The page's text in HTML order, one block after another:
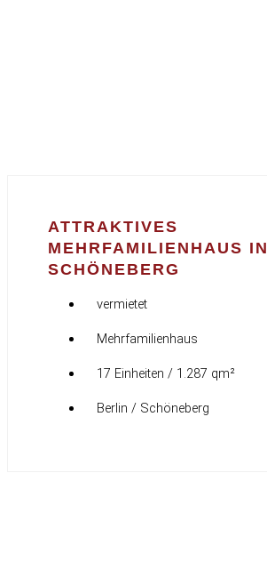
ATTRAKTIVES
MEHRFAMILIENHAUS IN
SCHÖNEBERG
vermietet
Mehrfamilienhaus
17 Einheiten / 1.287 qm²
Berlin / Schöneberg